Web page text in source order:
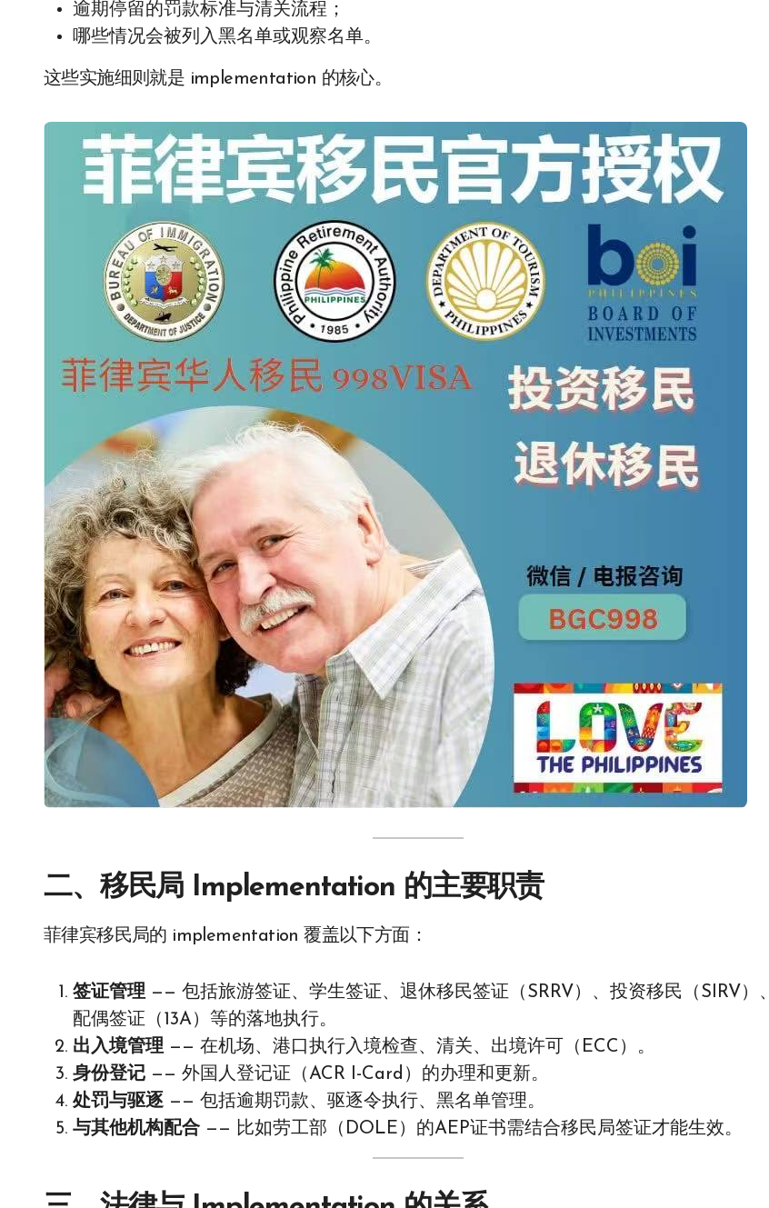
逾期停留的罚款标准与清关流程；
哪些情况会被列入黑名单或观察名单。
这些实施细则就是 implementation 的核心。
二、移民局 Implementation 的主要职责
菲律宾移民局的 implementation 覆盖以下方面：
签证管理—— 包括旅游签证、学生签证、退休移民签证（SRRV）、投资移民（SIRV）、
配偶签证（13A）等的落地执行。
出入境管理—— 在机场、港口执行入境检查、清关、出境许可（ECC）。
身份登记 —— 外国人登记证（ACR I-Card）的办理和更新。
处罚与驱逐 —— 包括逾期罚款、驱逐令执行、黑名单管理。
与其他机构配合 —— 比如劳工部（DOLE）的AEP证书需结合移民局签证才能生效。